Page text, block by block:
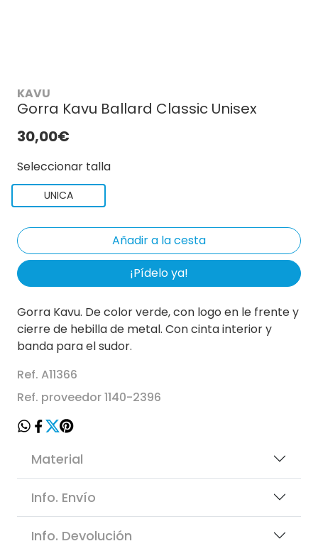
KAVU
Gorra Kavu Ballard Classic Unisex
30,00€
Seleccionar talla
UNICA
¡Pídelo ya!
Gorra Kavu. De color verde, con logo en le frente y
cierre de hebilla de metal. Con cinta interior y
banda para el sudor.
Ref. A11366
Ref. proveedor 1140-2396
Material
Info. Envío
Info. Devolución